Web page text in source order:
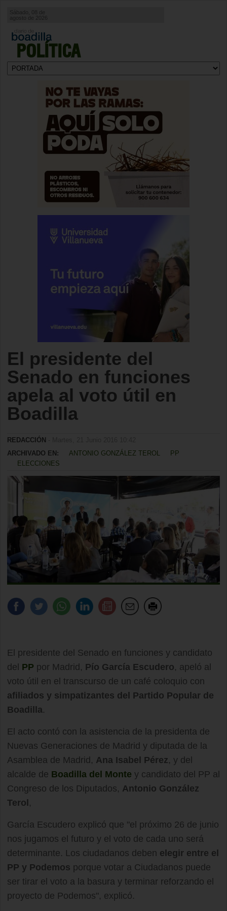
POLÍTICA
Sábado, 08 de
agosto de 2026
El presidente del
Senado en funciones
apela al voto útil en
Boadilla
REDACCIÓN
ARCHIVADO EN:
ANTONIO GONZÁLEZ TEROL
PP
ELECCIONES
El presidente del Senado en funciones y candidato
del PP por Madrid, Pío García Escudero, apeló al
voto útil en el transcurso de un café coloquio con
afiliados y simpatizantes del Partido Popular de
Boadilla.
El acto contó con la asistencia de la presidenta de
Nuevas Generaciones de Madrid y diputada de la
Asamblea de Madrid, Ana Isabel Pérez, y del
alcalde de Boadilla del Monte y candidato del PP al
Congreso de los Diputados, Antonio González
Terol ,
García Escudero explicó que "el próximo 26 de junio
nos jugamos el futuro y el voto de cada uno será
determinante. Los ciudadanos deben elegir entre el
PP y Podemos porque votar a Ciudadanos puede
ser tirar el voto a la basura y terminar reforzando el
proyecto de Podemos", explicó.